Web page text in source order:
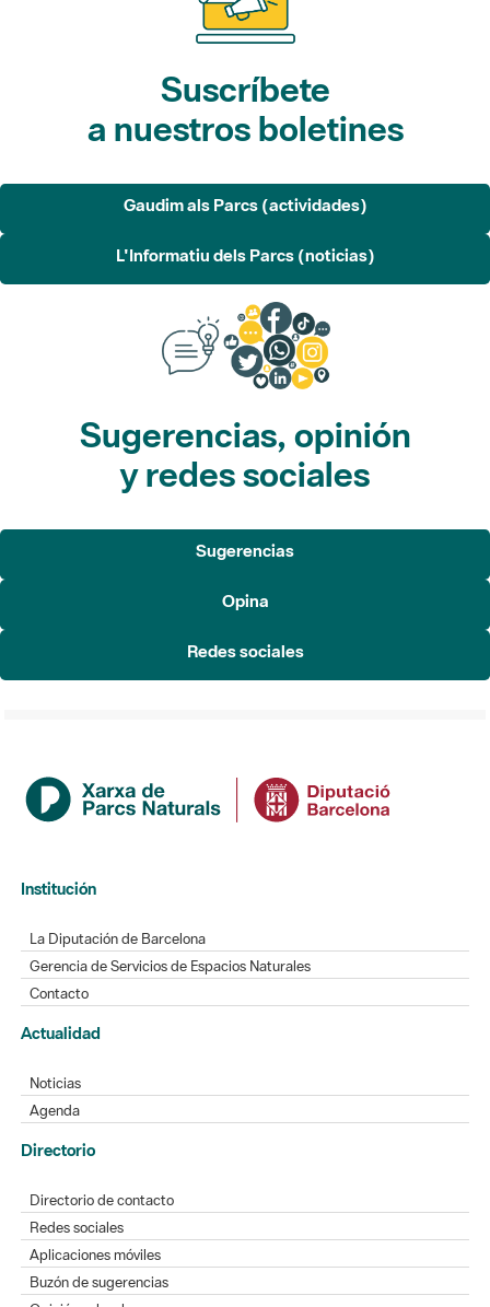
Suscríbete
a nuestros boletines
Gaudim als Parcs (actividades)
L'Informatiu dels Parcs (noticias)
Sugerencias, opinión
y redes sociales
Sugerencias
Opina
Redes sociales
Institución
La Diputación de Barcelona
Gerencia de Servicios de Espacios Naturales
Contacto
Actualidad
Noticias
Agenda
Directorio
Directorio de contacto
Redes sociales
Aplicaciones móviles
Buzón de sugerencias